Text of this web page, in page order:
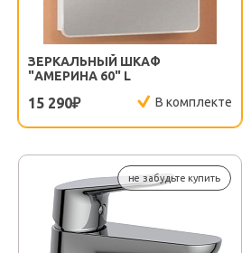
ЗЕРКАЛЬНЫЙ ШКАФ
"АМЕРИНА 60" L
15 290₽ В комплекте
не забудьте купить